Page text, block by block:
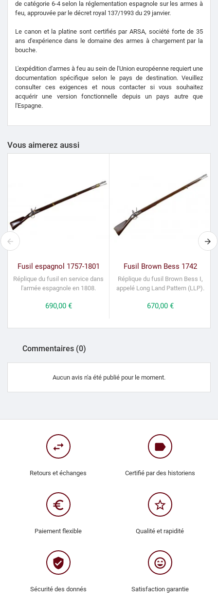
de catégorie 6-4 selon la réglementation espagnole sur les armes à
feu, approuvée par le décret royal 137/1993 du 29 janvier.
Le canon et la platine sont certifiés par ARSA, société forte de 35
ans d'expérience dans le domaine des armes à chargement par la
bouche.
L'expédition d'armes à feu au sein de l'Union européenne requiert une
documentation spécifique selon le pays de destination. Veuillez
consulter ces exigences et nous contacter si vous souhaitez
acquérir une version fonctionnelle depuis un pays autre que
l'Espagne.
Vous aimerez aussi
Fusil espagnol 1757-1801
Réplique du fusil en service dans
l'armée espagnole en 1808.
Prix
690,00 €
Fusil Brown Bess 1742
Réplique du fusil Brown Bess I,
appelé Long Land Pattern (LLP).
Prix
670,00 €
Commentaires (0)
Aucun avis n'a été publié pour le moment.
swap_horiz
Retours et échanges
label
Certifié par des historiens
euro_symbol
Paiement flexible
star_border
Qualité et rapidité
verified_user
Sécurité des donnés
sentiment_very_satisfied
Satisfaction garantie